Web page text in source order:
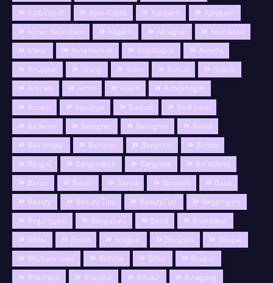
Ajab Gajab
Ajab-Gajab Ajaigarh
Ajaygarh
Ajmer Rajasthan
Aligarh Alirajpur
Allahbaad
Alwar
Amarkantak Ambikapur
Amethi
Anuppur
Arang Aron Artical
Article
Articles
Artist Asam
Ashoknagar
Assam
Ayodhya Baalod
Badrinath
Badwani
Balaghat Balalghat
Balod
Balrampur
Banaras Banarasi
Banda
Bangal
Bangladesh Banglore
Barabanki
Baran
Bareli Barod Barwani
Basti
Beauty
Beauty Tips BeautyTips
Begamganj
Begumganj
Bengaluru Betul
Bharatpur
Bhilai
Bhind bhojpur Bhojpuri
Bhopal
Bhubaneswar
Bidisha Bihar
Bijapur
Bilashpur
Bilaspur Bilspur
Binagang